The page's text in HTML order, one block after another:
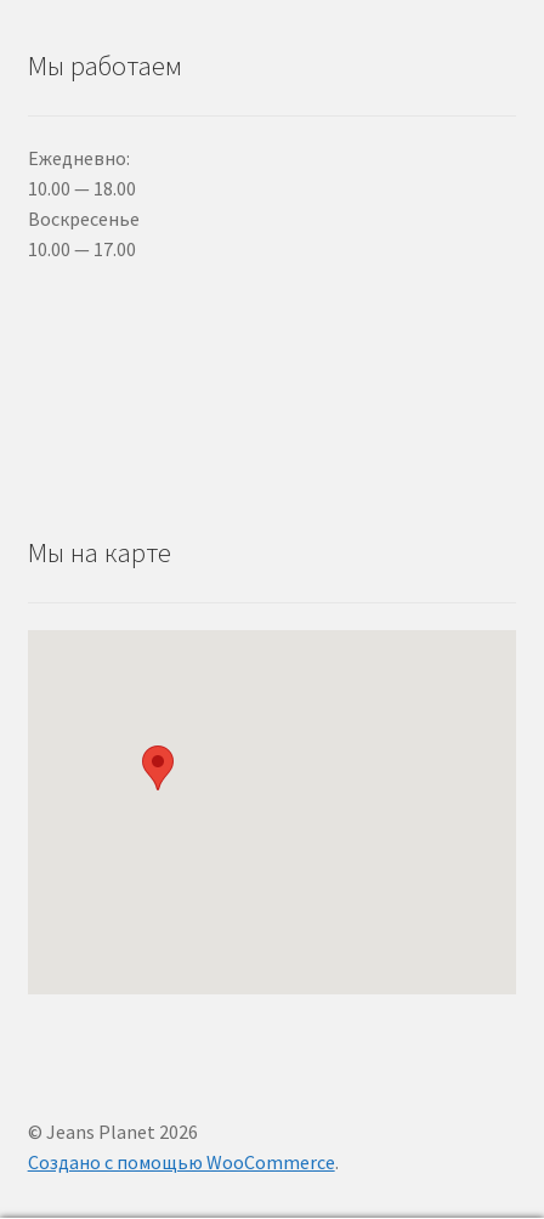
Мы работаем
Ежедневно:
10.00 — 18.00
Воскресенье
10.00 — 17.00
Мы на карте
© Jeans Planet 2026
Создано с помощью WooCommerce.